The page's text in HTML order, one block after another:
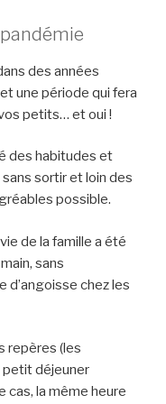
des années
une période qui fera
petits… et oui !
des habitudes et
sortir et loin des
possible.
de la famille a été
sans
d’angoisse chez les
repères (les
petit déjeuner
cas, la même heure